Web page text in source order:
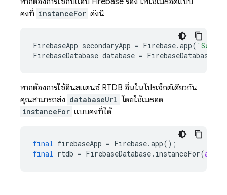
คงที่ instanceFor ดังนี้
FirebaseApp secondaryApp = Firebase.app(
FirebaseDatabase database = FirebaseDatabase
หากต้องการใช้อินสแตนซ์ RTDB อื่นในโปรเจ็กต์เดียวกัน
คุณสามารถส่ง databaseUrl โดยใช้เมธอด
instanceFor แบบคงที่ได้
final firebaseApp = Firebase.app();
final rtdb = FirebaseDatabase. instanceFor(app: